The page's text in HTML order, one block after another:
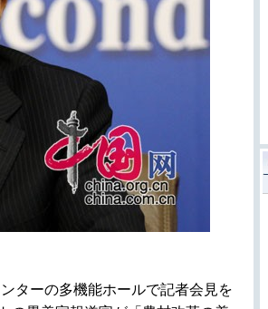
ターの多機能ホールで記者会見を